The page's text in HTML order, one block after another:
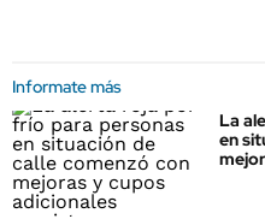
Informate más
La
en